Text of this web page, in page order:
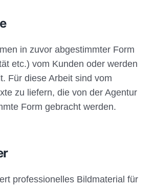
in zuvor abgestimmter Form
etc.) vom Kunden oder werden
Für diese Arbeit sind vom
zu liefern, die von der Agentur
Form gebracht werden.
professionelles Bildmaterial für